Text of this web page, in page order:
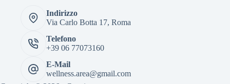
Indirizzo
Via Carlo Botta 17, Roma
Telefono
+39 06 77073160
E-Mail
wellness.area@gmail.com